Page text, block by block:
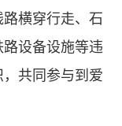
横穿行走、石
设备设施等违
共同参与到爱